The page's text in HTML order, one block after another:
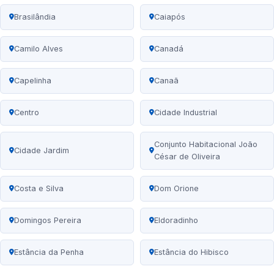
Brasilândia Caiapós
Camilo Alves Canadá
Capelinha Canaã
Centro Cidade Industrial
Cidade Jardim
Conjunto Habitacional João
César de Oliveira
Costa e Silva Dom Orione
Domingos Pereira Eldoradinho
Estância da Penha Estância do Hibisco